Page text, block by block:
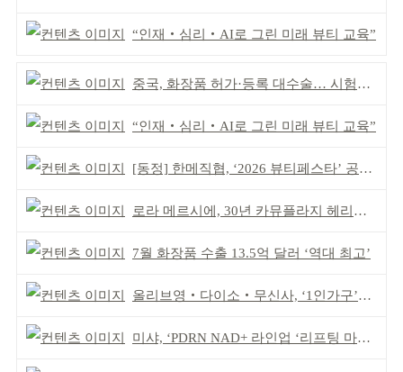
“인재‧심리‧AI로 그린 미래 뷰티 교육”
중국, 화장품 허가·등록 대수술… 시험자료 공용 허용
“인재‧심리‧AI로 그린 미래 뷰티 교육”
[동정] 한메직협, ‘2026 뷰티페스타’ 공동 주최
로라 메르시에, 30년 카뮤플라지 헤리티지 담아
7월 화장품 수출 13.5억 달러 ‘역대 최고’
올리브영‧다이소‧무신사, ‘1인가구’가 이끈다
미샤, ‘PDRN NAD+ 라인업 ‘리프팅 마스크’ 출시